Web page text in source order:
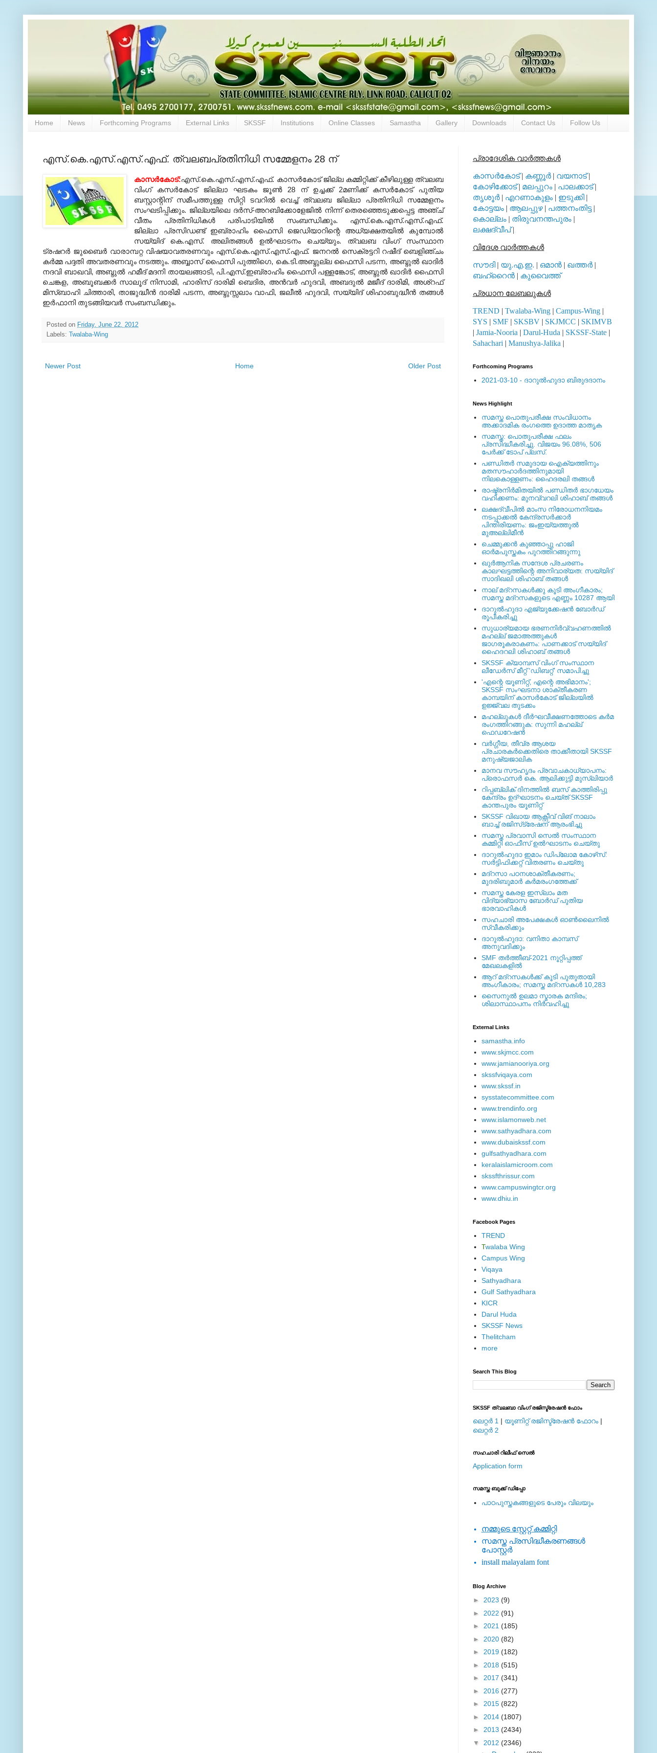
Home News Forthcoming Programs External Links SKSSF Institutions Online Classes Samastha Gallery Downloads Contact Us Follow Us
എസ്.കെ.എസ്.എസ്.എഫ്. ത്വലബപ്രതിനിധി സമ്മേളനം 28 ന്
കാസര്‍കോട്:എസ്.കെ.എസ്.എസ്.എഫ്. കാസര്‍കോട് ജില്ല കമ്മിറ്റിക്ക്കീഴിലുള്ള ത്വലബ
വിംഗ് കസര്‍കോട് ജില്ലാ ഘടകം ജൂണ്‍ 28 ന് ഉച്ചക്ക് 2മണിക്ക് കസര്‍കോട് പുതിയ
ബസ്റ്റാന്റിന് സമീപത്തുള്ള സിറ്റി ടവറില്‍ വെച്ച് ത്വലബ ജില്ലാ പ്രതിനിധി സമ്മേളനം
സംഘടിപ്പിക്കും. ജില്ലയിലെ ദര്‍സ്-അറബിക്കോളേജില്‍ നിന്ന് തെരഞ്ഞെടുക്കപ്പെട്ട അഞ്ച്
വീതം പ്രതിനിധികള്‍ പരിപാടിയില്‍ സംബന്ധിക്കും. എസ്.കെ.എസ്.എസ്.എഫ്.
ജില്ലാ പ്രസിഡണ്ട് ഇബ്രാഹിം ഫൈസി ജെഡിയാറിന്റെ അധ്യക്ഷതയില്‍ കുമ്പോല്‍
സയ്യിദ് കെ.എസ്. അലിതങ്ങള്‍ ഉല്‍ഘാടനം ചെയ്യും. ത്വലബ വിംഗ് സംസ്ഥാന
ട്രഷറര്‍ ജുബൈര്‍ വാരാമ്പറ്റ വിഷയാവതരണവും എസ്.കെ.എസ്.എസ്.എഫ്. ജനറല്‍ സെക്രട്ടറി റഷീദ് ബെളിഞ്ചം
കര്‍മ്മ പദ്ദതി അവതരണവും നടത്തും. അബ്ബാസ് ഫൈസി പുത്തിഗെ, കെ.ടി.അബ്ദുല്ല ഫൈസി പടന്ന, അബ്ദുല്‍ ഖാദിര്‍
നദവി ബാഖവി, അബ്ദുല്‍ ഹമീദ്മദനി തായലങ്ങാടി, പി.എസ്.ഇബ്രാഹിം ഫൈസി പള്ളങ്കോട്, അബ്ദുല്‍ ഖാദിര്‍ ഫൈസി
ചെങ്കള, അബൂബക്കര്‍ സാലൂദ് നിസാമി, ഹാരിസ് ദാരിമി ബെദിര, അന്‍വര്‍ ഹുദവി, അബദുല്‍ മജീദ് ദാരിമി, അശ്‌റഫ്
മിസ്ബാഹി ചിത്താരി, താജുദ്ധീന്‍ ദാരിമി പടന്ന, അബ്ദുസ്സലാം വാഫി, ജലീല്‍ ഹുദവി, സയ്യിദ് ശിഹാബുദ്ധീന്‍ തങ്ങള്‍
ഇര്‍ഫാനി തുടങ്ങിയവര്‍ സംബന്ധിക്കും.
Posted on Friday, June 22, 2012
Labels: Twalaba-Wing
Newer Post Older Post
Home
പ്രാദേശിക വാര്‍ത്തകള്‍
കാസര്‍കോട്| കണ്ണൂര്‍| വയനാട്|
കോഴിക്കോട്| മലപ്പുറം | പാലക്കാട്|
തൃശൂര്‍| എറണാകുളം | ഇടുക്കി|
കോട്ടയം | ആലപ്പുഴ| പത്തനംതിട്ട|
കൊല്ലം | തിരുവനന്തപുരം |
ലക്ഷദ്വീപ്|
വിദേശ വാര്‍ത്തകള്‍
സൗദി| യു.എ.ഇ. | ഒമാന്‍ | ഖത്തര്‍|
ബഹ്റൈന്‍ | കുവൈത്ത്
പ്രധാന ലേബലുകള്‍
TREND | Twalaba-Wing | Campus-Wing |
SYS | SMF | SKSBV | SKJMCC | SKIMVB
| Jamia-Nooria | Darul-Huda | SKSSF-State |
Sahachari | Manushya-Jalika |
Forthcoming Programs
2021-03-10 - ദാറുല്‍ഹുദാ ബിരുദദാനം
News Highlight
സമസ്ത പൊതുപരീക്ഷ സംവിധാനം
അക്കാദമിക രംഗത്തെ ഉദാത്ത മാതൃക
സമസ്ത: പൊതുപരീക്ഷ ഫലം
പ്രസിദ്ധീകരിച്ചു. വിജയം 96.08%, 506
പേര്‍ക്ക് ടോപ് പ്ലസ്.
പണ്ഡിതര്‍ സമുദായ ഐക്യത്തിനും
മതസൗഹാര്‍ദത്തിനുമായി
നിലകൊള്ളണം: ഹൈദരലി തങ്ങള്‍
രാഷ്ട്രനിര്‍മിതയില്‍ പണ്ഡിതര്‍ ഭാഗധേയം
വഹിക്കണം: മുനവ്വറലി ശിഹാബ് തങ്ങള്‍
ലക്ഷദ്വീപില്‍ മാംസ നിരോധനനിയമം
നടപ്പാക്കല്‍ കേന്ദ്രസര്‍ക്കാര്‍
പിന്തിരിയണം: ജംഇയ്യത്തുല്‍
മുഅല്ലിമീന്‍
ചെമ്മുക്കന്‍ കുഞ്ഞാപ്പു ഹാജി
ഓര്‍മപുസ്തകം പുറത്തിറങ്ങുന്നു
ഖുര്‍ആനിക സന്ദേശ പ്രചരണം
കാലഘട്ടത്തിന്റെ അനിവാര്യത: സയ്യിദ്
സാദിഖലി ശിഹാബ് തങ്ങള്‍
നാല് മദ്‌റസകള്‍ക്കു കൂടി അംഗീകാരം;
സമസ്ത മദ്‌റസകളുടെ എണ്ണം 10287 ആയി
ദാറുല്‍ഹുദാ എജ്യുക്കേഷന്‍ ബോര്‍ഡ്
രൂപീകരിച്ചു
സുധാര്യമായ ഭരണനിര്‍വ്വഹണത്തില്‍
മഹല്ല് ജമാഅത്തുകള്‍
ജാഗരൂകരാകണം: പാണക്കാട് സയ്യിദ്
ഹൈദറലി ശിഹാബ് തങ്ങള്‍
SKSSF ക്യാമ്പസ് വിംഗ് സംസ്ഥാന
ലീഡേർസ് മീറ്റ് 'ഡിബറ്റ്' സമാപിച്ചു
'എന്റെ യൂണിറ്റ്, എന്റെ അഭിമാനം';
SKSSF സംഘടനാ ശാക്തീകരണ
കാമ്പയിന് കാസര്‍കോട് ജില്ലയില്‍
ഉജ്ജ്വല തുടക്കം
മഹല്ലുകള്‍ ദീര്‍ഘവീക്ഷണത്തോടെ കര്‍മ
രംഗത്തിറങ്ങുക: സുന്നി മഹല്ല്
ഫെഡറേഷന്‍
വര്‍ഗ്ഗീയ, തീവ്ര ആശയ
പ്രചാരകര്‍ക്കെതിരെ താക്കീതായി SKSSF
മനുഷ്യജാലിക
മാനവ സൗഹൃദം പ്രവാചകാധ്യാപനം:
പ്രൊഫസർ കെ. ആലിക്കുട്ടി മുസ്ലിയാർ
റിപ്പബ്ലിക് ദിനത്തില്‍ ബസ് കാത്തിരിപ്പു
കേന്ദ്രം ഉദ്ഘാടനം ചെയ്ത്‌ SKSSF
കാന്തപുരം യൂണിറ്റ്
SKSSF വിഖായ ആക്റ്റീവ് വിങ് നാലാം
ബാച്ച് രജിസ്‌ട്രേഷന് ആരംഭിച്ചു
സമസ്ത പ്രവാസി സെല്‍ സംസ്ഥാന
കമ്മിറ്റി ഓഫീസ് ഉല്‍ഘാടനം ചെയ്തു
ദാറുല്‍ഹുദാ ഇമാം ഡിപ്ലോമ കോഴ്‌സ്:
സര്‍ട്ടിഫിക്കറ്റ് വിതരണം ചെയ്തു
മദ്‌റസാ പഠനശാക്തീകരണം;
മുദരിബുമാര്‍ കര്‍മരംഗത്തേക്ക്
സമസ്ത കേരള ഇസ്ലാം മത
വിദ്യാഭ്യാസ ബോര്‍ഡ് പുതിയ
ഭാരവാഹികള്‍
സഹചാരി അപേക്ഷകൾ ഓൺലൈനിൽ
സ്വീകരിക്കും
ദാറുല്‍ഹുദാ: വനിതാ കാമ്പസ്
അനുവദിക്കും
SMF തര്‍ത്തീബ്-2021 നൂറ്റിപ്പത്ത്
മേഖലകളില്‍
ആറ് മദ്റസകള്‍ക്ക് കൂടി പുതുതായി
അംഗീകാരം; സമസ്ത മദ്റസകള്‍ 10,283
സൈനുല്‍ ഉലമാ സ്മാരക മന്ദിരം;
ശിലാസ്ഥാപനം നിര്‍വഹിച്ചു
External ‎Links
samastha.info
www.skjmcc.com
www.jamianooriya.org
skssfviqaya.com
www.skssf.in
sysstatecommittee.com
www.trendinfo.org
www.islamonweb.net
www.sathyadhara.com
www.dubaiskssf.com
gulfsathyadhara.com
keralaislamicroom.com
skssfthrissur.com
www.campuswingtcr.org
www.dhiu.in
Facebook Pages
TREND
Twalaba Wing
Campus Wing
Viqaya
Sathyadhara
Gulf Sathyadhara
KICR
Darul Huda
SKSSF News
Thelitcham
more
Search This Blog
SKSSF ത്വലബാ വിംഗ് രജിസ്ട്രേഷന്‍ ഫോം
ലെറ്റര്‍ 1 | യൂണിറ്റ് രജിസ്ട്രേഷന്‍ ഫോറം |
ലെറ്റര്‍ 2
സഹചാരി റിലീഫ് സെല്‍
Application form
സമസ്ത ബുക്ക് ഡിപ്പോ
പാഠപുസ്തകങ്ങളുടെ പേരും വിലയും
നമ്മുടെ സ്റ്റേറ്റ് കമ്മിറ്റി
സമസ്ത പ്രസിദ്ധീകരണങ്ങള്‍
പോസ്റ്റര്‍
install malayalam font
Blog Archive
► 2023 (9)
► 2022 (91)
► 2021 (185)
► 2020 (82)
► 2019 (182)
► 2018 (515)
► 2017 (341)
► 2016 (277)
► 2015 (822)
► 2014 (1807)
► 2013 (2434)
▼ 2012 (2346)